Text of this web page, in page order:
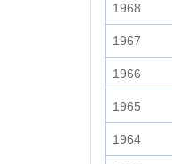
1968
1967
1966
1965
1964